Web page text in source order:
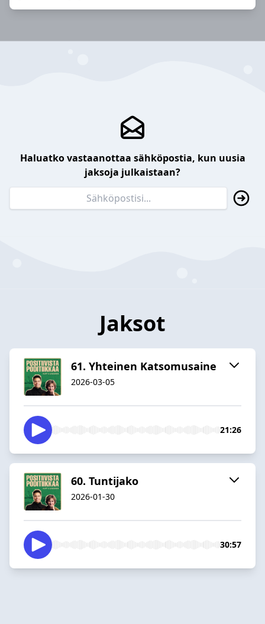
Haluatko vastaanottaa sähköpostia, kun uusia
jaksoja julkaistaan?
Jaksot
61. Yhteinen Katsomusaine
2026-03-05
21:26
60. Tuntijako
2026-01-30
30:57